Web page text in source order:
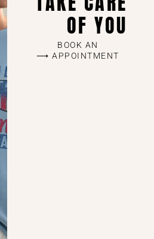
OF YOU
BOOK AN
APPOINTMENT ⟶